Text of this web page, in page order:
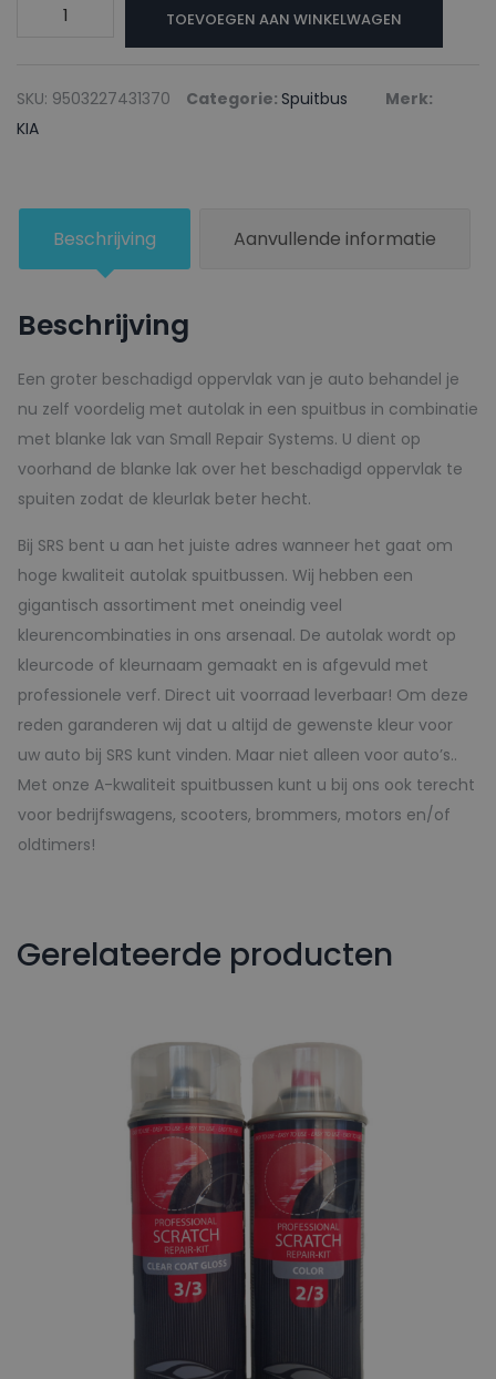
Blanke
lak
STANZA
GREEN
-
aantal
TOEVOEGEN AAN WINKELWAGEN
SKU: 9503227431370 Categorie: Spuitbus
Merk:
KIA
Beschrijving Aanvullende informatie
Beschrijving
Een groter beschadigd oppervlak van je auto behandel je
nu zelf voordelig met autolak in een spuitbus in combinatie
met blanke lak van Small Repair Systems. U dient op
voorhand de blanke lak over het beschadigd oppervlak te
spuiten zodat de kleurlak beter hecht.
Bij SRS bent u aan het juiste adres wanneer het gaat om
hoge kwaliteit autolak spuitbussen. Wij hebben een
gigantisch assortiment met oneindig veel
kleurencombinaties in ons arsenaal. De autolak wordt op
kleurcode of kleurnaam gemaakt en is afgevuld met
professionele verf. Direct uit voorraad leverbaar! Om deze
reden garanderen wij dat u altijd de gewenste kleur voor
uw auto bij SRS kunt vinden. Maar niet alleen voor auto’s..
Met onze A-kwaliteit spuitbussen kunt u bij ons ook terecht
voor bedrijfswagens, scooters, brommers, motors en/of
oldtimers!
Gerelateerde producten